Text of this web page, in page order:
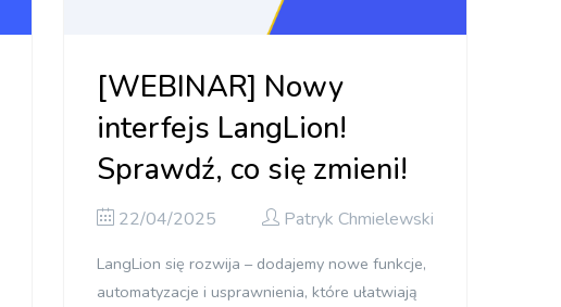
[WEBINAR] Nowy
interfejs LangLion!
Sprawdź, co się zmieni!
22/04/2025 Patryk Chmielewski
LangLion się rozwija – dodajemy nowe funkcje,
automatyzacje i usprawnienia, które ułatwiają